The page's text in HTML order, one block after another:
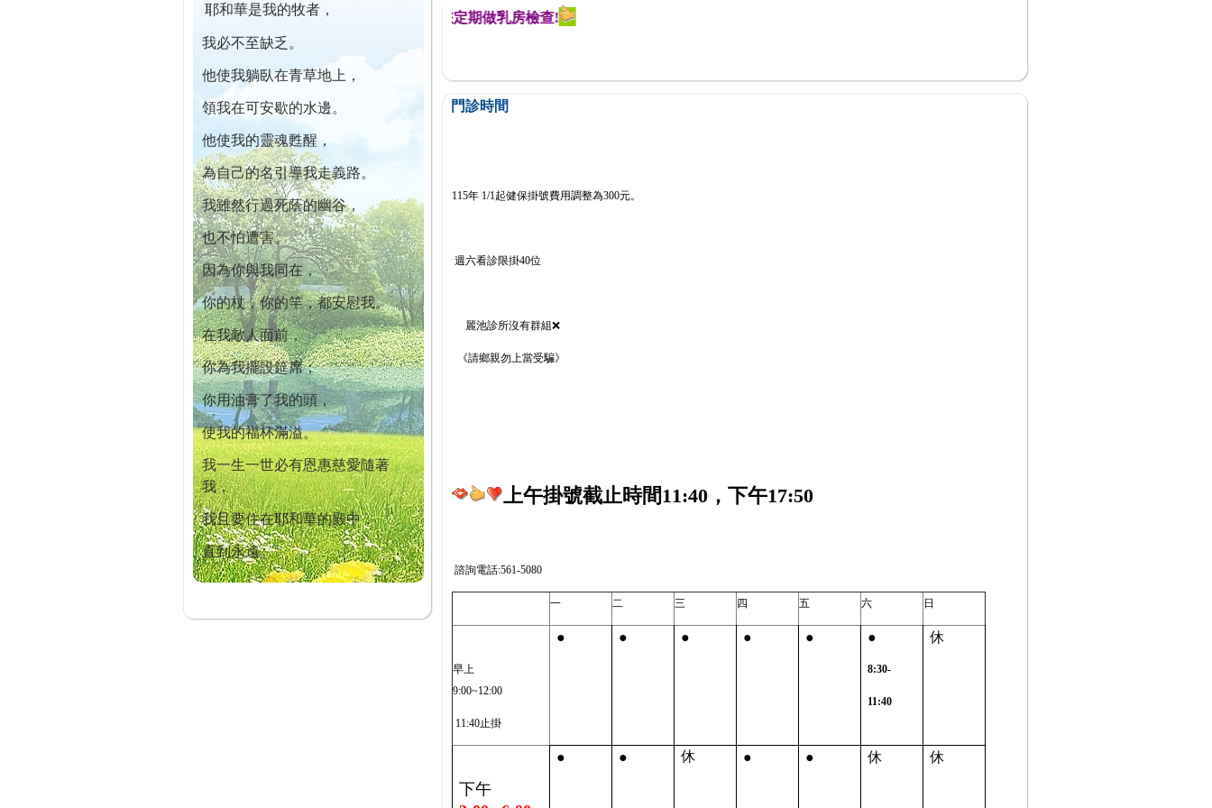
耶和華是我的牧者，
我必不至缺乏。
他使我躺臥在青草地上，
領我在可安歇的水邊。
他使我的靈魂甦醒，
為自己的名引導我走義路。
我雖然行過死蔭的幽谷，
也不怕遭害。
因為你與我同在，
你的杖，你的竿，都安慰我。
在我敵人面前，
你為我擺設筵席；
你用油膏了我的頭，
使我的福杯滿溢。
我一生一世必有恩惠慈愛隨著
我，
我且要住在耶和華的殿中，
直到永遠。
本院自開幕迄今已篩檢出1700位乳癌患者,提醒您定期做乳房檢查!
門診時間
115年 1/1起健保掛號費用調整為300元。
週六看診限掛40位
麗池診所沒有群組❌
《請鄉親勿上當受騙》
上午掛號截止時間11:40，下午17:50
諮詢電話:561-5080
一 二 三 四 五 六 日
早上
9:00~12:00
11:40止掛
● ● ● ● ● ●
8:30-
11:40
休
下午
● ● 休 ● ● 休 休